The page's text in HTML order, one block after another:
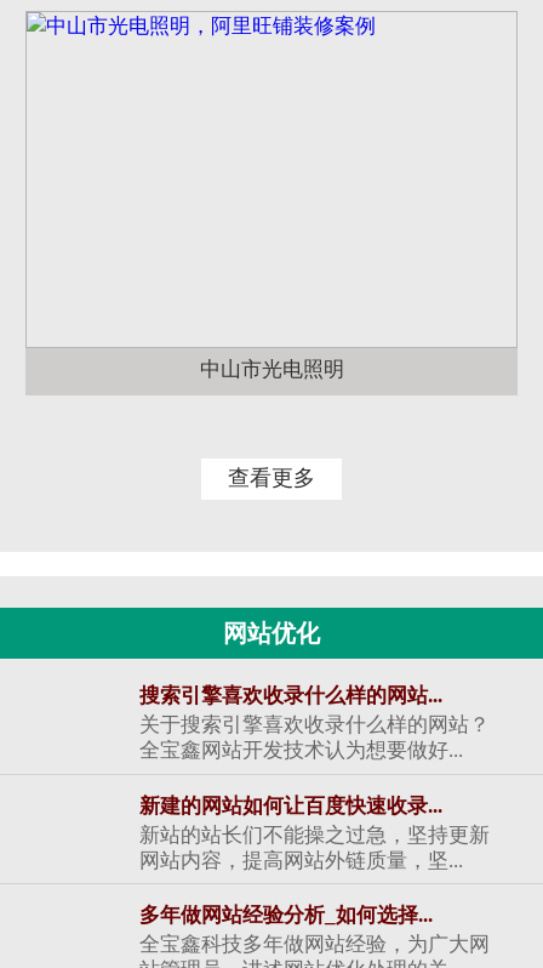
中山市光电照明
查看更多
网站优化
搜索引擎喜欢收录什么样的网站...
关于搜索引擎喜欢收录什么样的网站？
全宝鑫网站开发技术认为想要做好...
新建的网站如何让百度快速收录...
新站的站长们不能操之过急，坚持更新
网站内容，提高网站外链质量，坚...
多年做网站经验分析_如何选择...
全宝鑫科技多年做网站经验，为广大网